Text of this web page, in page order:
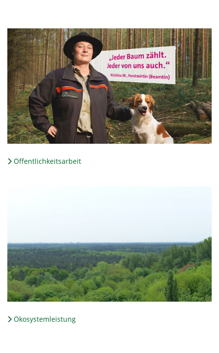
Öffentlichkeitsarbeit
Ökosystemleistung